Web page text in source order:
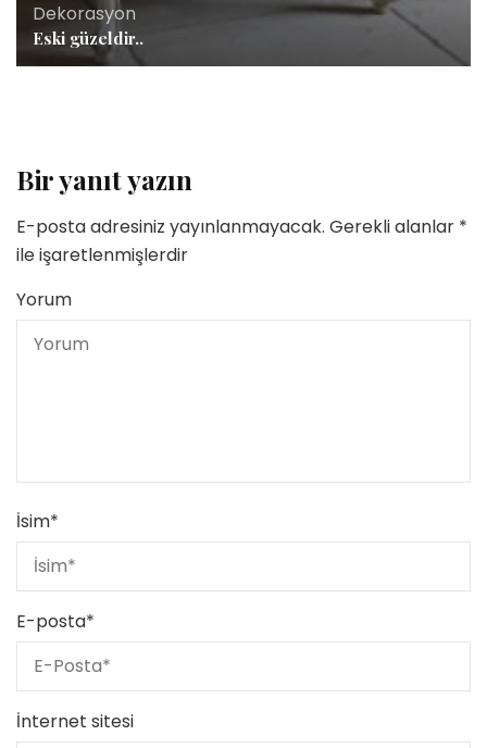
Dekorasyon
Eski güzeldir..
Bir yanıt yazın
E-posta adresiniz yayınlanmayacak. Gerekli alanlar *
ile işaretlenmişlerdir
Yorum
İsim*
E-posta*
İnternet sitesi